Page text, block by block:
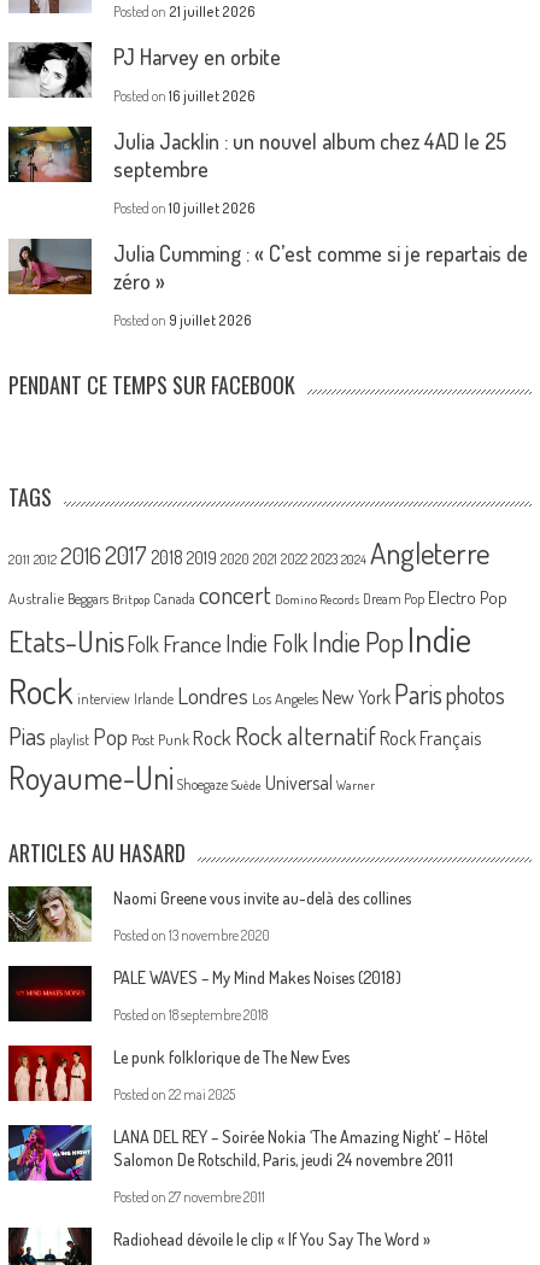
Posted on 21 juillet 2026
PJ Harvey en orbite
Posted on 16 juillet 2026
Julia Jacklin : un nouvel album chez 4AD le 25
septembre
Posted on 10 juillet 2026
Julia Cumming : « C’est comme si je repartais de
zéro »
Posted on 9 juillet 2026
PENDANT CE TEMPS SUR FACEBOOK
TAGS
2011 2012 20162017 2018 2019 2020 2021 2022 2023 2024 Angleterre
Australie Beggars Britpop Canada concert Domino Records Dream Pop Electro Pop
Etats-UnisFolk France Indie Folk Indie PopIndie
Rock interview Irlande Londres Los Angeles New York Parisphotos
Pias playlist Pop Post Punk Rock Rock alternatif Rock Français
Royaume-Uni Shoegaze Suède Universal Warner
ARTICLES AU HASARD
Naomi Greene vous invite au-delà des collines
Posted on 13 novembre 2020
PALE WAVES – My Mind Makes Noises (2018)
Posted on 18 septembre 2018
Le punk folklorique de The New Eves
Posted on 22 mai 2025
LANA DEL REY – Soirée Nokia ‘The Amazing Night’ – Hôtel
Salomon De Rotschild, Paris, jeudi 24 novembre 2011
Posted on 27 novembre 2011
Radiohead dévoile le clip « If You Say The Word »